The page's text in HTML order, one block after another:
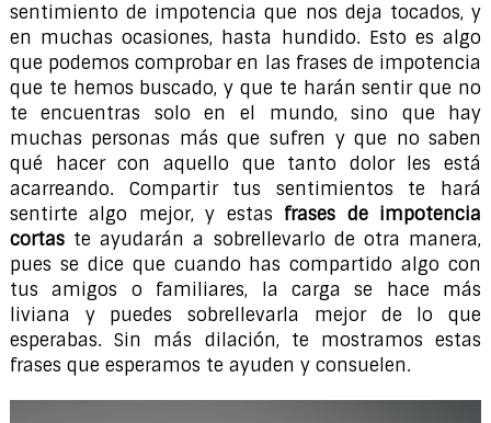
sentimiento de impotencia que nos deja tocados, y
en muchas ocasiones, hasta hundido. Esto es algo
que podemos comprobar en las frases de impotencia
que te hemos buscado, y que te harán sentir que no
te encuentras solo en el mundo, sino que hay
muchas personas más que sufren y que no saben
qué hacer con aquello que tanto dolor les está
acarreando. Compartir tus sentimientos te hará
sentirte algo mejor, y estas frases de impotencia
cortaste ayudarán a sobrellevarlo de otra manera,
pues se dice que cuando has compartido algo con
tus amigos o familiares, la carga se hace más
liviana y puedes sobrellevarla mejor de lo que
esperabas. Sin más dilación, te mostramos estas
frases que esperamos te ayuden y consuelen.